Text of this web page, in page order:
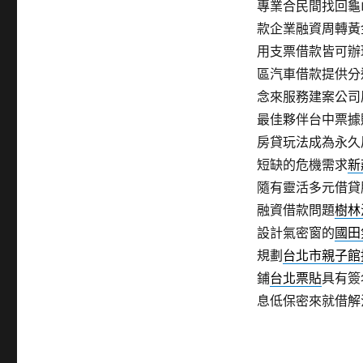
專業合民間找回
款企業融資周轉
用支票借款皆可
區汽車借款提供
念來服務建案公
最佳夥伴台中票
房貸玩法成為永
短缺的危機需求
隨有靈活多元借
融資借款問題樹
設計氣密窗的國
規劃 台北市親子
鋪台北票貼具有
息低保密來就借